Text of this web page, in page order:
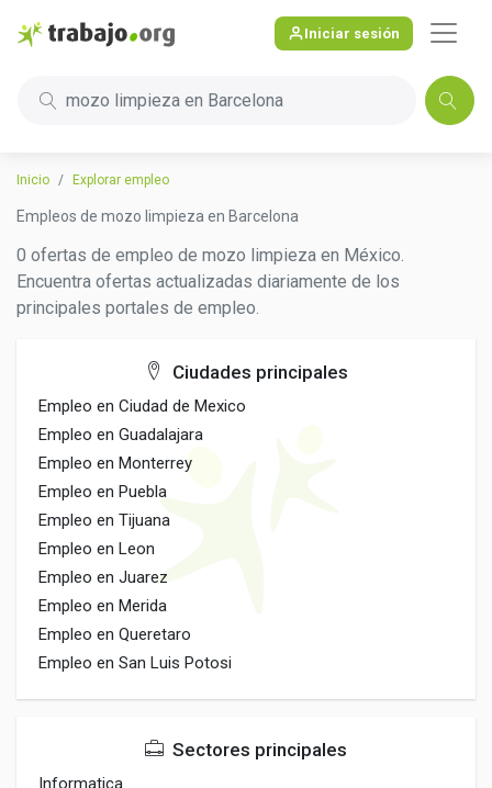
Iniciar sesión
mozo limpieza en Barcelona
Inicio Explorar empleo
Empleos de mozo limpieza en Barcelona
0 ofertas de empleo de mozo limpieza en México.
Encuentra ofertas actualizadas diariamente de los
principales portales de empleo.
Ciudades principales
Empleo en Ciudad de Mexico
Empleo en Guadalajara
Empleo en Monterrey
Empleo en Puebla
Empleo en Tijuana
Empleo en Leon
Empleo en Juarez
Empleo en Merida
Empleo en Queretaro
Empleo en San Luis Potosi
Sectores principales
Informatica